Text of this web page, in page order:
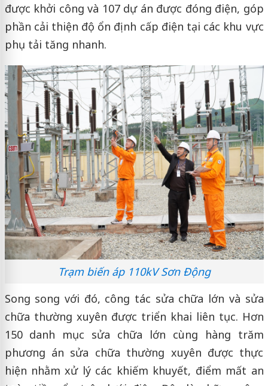
được khởi công và 107 dự án được đóng điện, góp
phần cải thiện độ ổn định cấp điện tại các khu vực
phụ tải tăng nhanh.
Trạm biến áp 110kV Sơn Động
Song song với đó, công tác sửa chữa lớn và sửa
chữa thường xuyên được triển khai liên tục. Hơn
150 danh mục sửa chữa lớn cùng hàng trăm
phương án sửa chữa thường xuyên được thực
hiện nhằm xử lý các khiếm khuyết, điểm mất an